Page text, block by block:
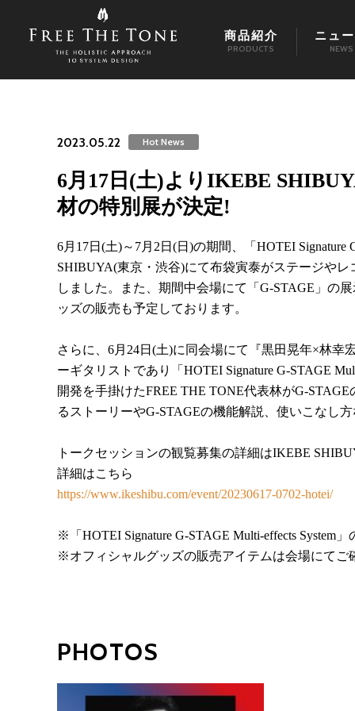
商品紹介
PRODUCTS
ニュ
NEWS
2023.05.22 Hot News
6月17日(土)よりIKEBE
材の特別展が決定!
6月17日(土)～7月2日(日)の期間、「HOTEI Signature
SHIBUYA(東京・渋谷)にて布袋寅泰がステージや
しました。また、期間中会場にて「G-STAGE」の
ッズの販売も予定しております。
さらに、6月24日(土)に同会場にて『黒田晃年×林
ーギタリストであり「HOTEI Signature G-STAGE
開発を手掛けたFREE THE TONE代表林がG-
るストーリーやG-STAGEの機能解説、使いこなし
トークセッションの観覧募集の詳細はIKEBE
詳細はこちら
https://www.ikeshibu.com/event/20230617-0702-hotei/
※「HOTEI Signature G-STAGE Multi-effects System
※オフィシャルグッズの販売アイテムは会場にてご
PHOTOS